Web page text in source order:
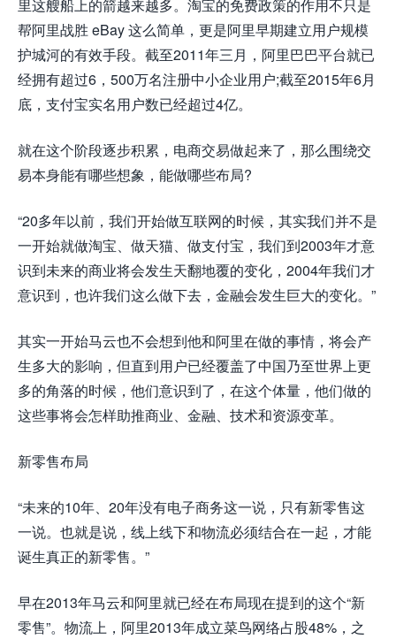
里这艘船上的箭越来越多。淘宝的免费政策的作用不只是
帮阿里战胜 eBay 这么简单，更是阿里早期建立用户规模
护城河的有效手段。截至2011年三月，阿里巴巴平台就已
经拥有超过6，500万名注册中小企业用户;截至2015年6月
底，支付宝实名用户数已经超过4亿。
就在这个阶段逐步积累，电商交易做起来了，那么围绕交
易本身能有哪些想象，能做哪些布局?
“20多年以前，我们开始做互联网的时候，其实我们并不是
一开始就做淘宝、做天猫、做支付宝，我们到2003年才意
识到未来的商业将会发生天翻地覆的变化，2004年我们才
意识到，也许我们这么做下去，金融会发生巨大的变化。”
其实一开始马云也不会想到他和阿里在做的事情，将会产
生多大的影响，但直到用户已经覆盖了中国乃至世界上更
多的角落的时候，他们意识到了，在这个体量，他们做的
这些事将会怎样助推商业、金融、技术和资源变革。
新零售布局
“未来的10年、20年没有电子商务这一说，只有新零售这
一说。也就是说，线上线下和物流必须结合在一起，才能
诞生真正的新零售。”
早在2013年马云和阿里就已经在布局现在提到的这个“新
零售”。物流上，阿里2013年成立菜鸟网络占股48%，之